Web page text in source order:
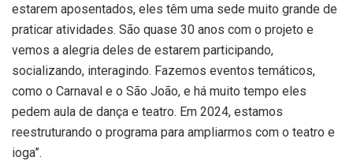
estarem aposentados, eles têm uma sede muito grande de
praticar atividades. São quase 30 anos com o projeto e
vemos a alegria deles de estarem participando,
socializando, interagindo. Fazemos eventos temáticos,
como o Carnaval e o São João, e há muito tempo eles
pedem aula de dança e teatro. Em 2024, estamos
reestruturando o programa para ampliarmos com o teatro e
ioga”.